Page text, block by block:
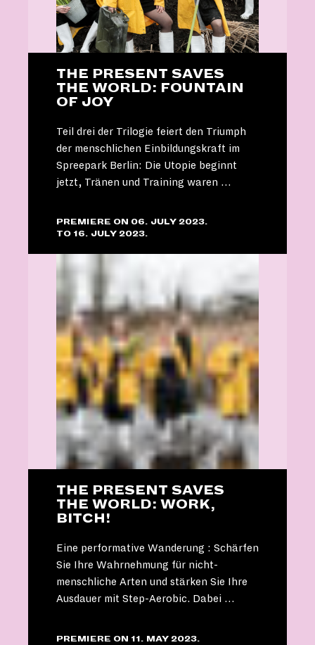
THE PRESENT SAVES
THE WORLD: FOUNTAIN
OF JOY
Teil drei der Trilogie feiert den Triumph
der menschlichen Einbildungskraft im
Spreepark Berlin: Die Utopie beginnt
jetzt, Tränen und Training waren …
PREMIERE ON 06. JULY 2023.
TO 16. JULY 2023.
THE PRESENT SAVES
THE WORLD: WORK,
BITCH!
Eine performative Wanderung : Schärfen
Sie Ihre Wahrnehmung für nicht-
menschliche Arten und stärken Sie Ihre
Ausdauer mit Step-Aerobic. Dabei …
PREMIERE ON 11. MAY 2023.